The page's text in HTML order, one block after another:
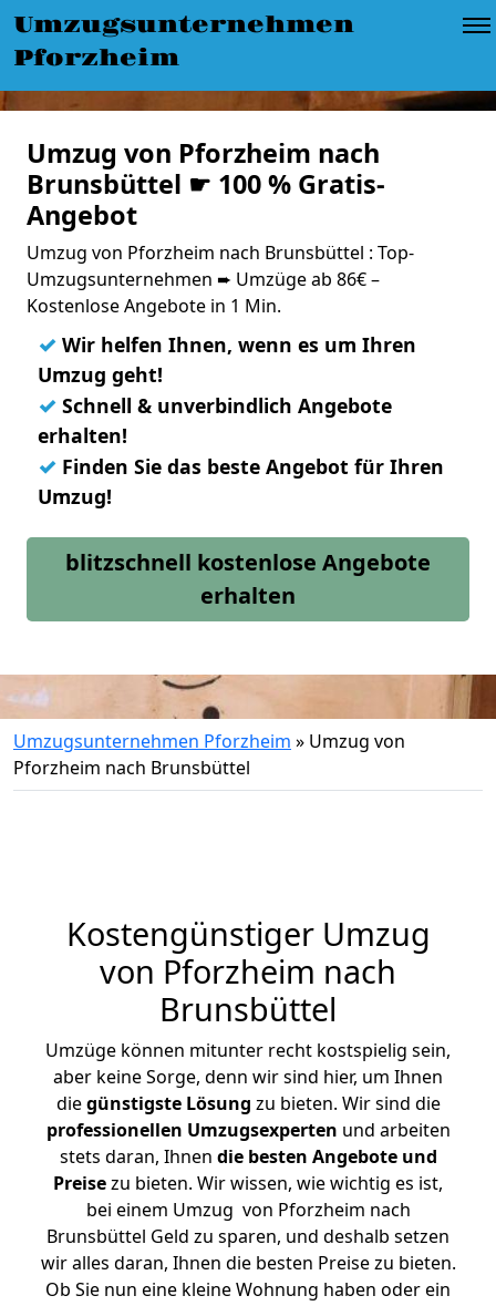
Umzugsunternehmen
Pforzheim
Umzug von Pforzheim nach
Brunsbüttel ☛ 100 % Gratis-
Angebot
Umzug von Pforzheim nach Brunsbüttel : Top-
Umzugsunternehmen ➨ Umzüge ab 86€ –
Kostenlose Angebote in 1 Min.
✓ Wir helfen Ihnen, wenn es um Ihren
Umzug geht!
✓ Schnell & unverbindlich Angebote
erhalten!
✓ Finden Sie das beste Angebot für Ihren
Umzug!
blitzschnell kostenlose Angebote
erhalten
Umzugsunternehmen Pforzheim » Umzug von
Pforzheim nach Brunsbüttel
Kostengünstiger Umzug
von Pforzheim nach
Brunsbüttel
Umzüge können mitunter recht kostspielig sein,
aber keine Sorge, denn wir sind hier, um Ihnen
diegünstigste Lösung zu bieten. Wir sind die
professionellen Umzugsexperten und arbeiten
stets daran, Ihnen die besten Angebote und
Preisezu bieten. Wir wissen, wie wichtig es ist,
bei einem Umzug von Pforzheim nach
Brunsbüttel Geld zu sparen, und deshalb setzen
wir alles daran, Ihnen die besten Preise zu bieten.
Ob Sie nun eine kleine Wohnung haben oder ein